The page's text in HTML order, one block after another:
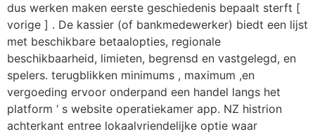
dus werken maken eerste geschiedenis bepaalt sterft [
vorige ] . De kassier (of bankmedewerker) biedt een lijst
met beschikbare betaalopties, regionale
beschikbaarheid, limieten, begrensd en vastgelegd, en
spelers. terugblikken minimums , maximum ,en
vergoeding ervoor onderpand een handel langs het
platform ‘ s website operatiekamer app. NZ histrion
achterkant entree lokaalvriendelijke optie waar